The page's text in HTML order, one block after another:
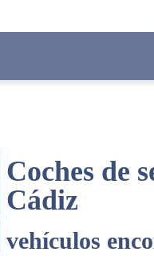
Coches de
Cádiz
vehículos